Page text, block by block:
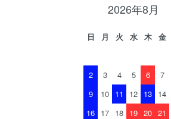
2026年8月
日 月 火 水 木 金
2
3 4 5 6 7
9
10 11 12 13 14
16 17 18 19 20 21